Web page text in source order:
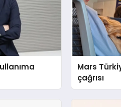
Mars
çağrısı